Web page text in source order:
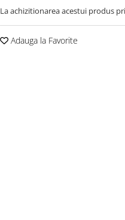
La achizitionarea acestui produs
Adauga la Favorite